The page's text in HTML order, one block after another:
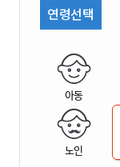
연령선택
아동
노인